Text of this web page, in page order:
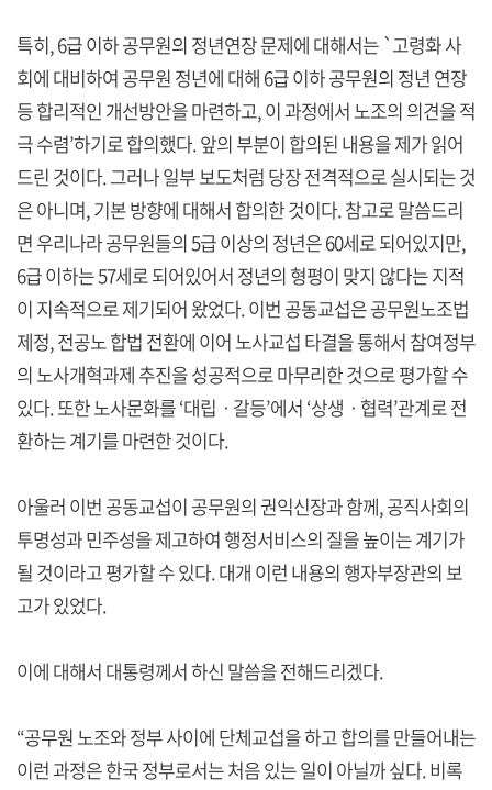
특히, 6급 이하 공무원의 정년연장 문제에 대해서는 `고령화 사
회에 대비하여 공무원 정년에 대해 6급 이하 공무원의 정년 연장
등 합리적인 개선방안을 마련하고, 이 과정에서 노조의 의견을 적
극 수렴’하기로 합의했다. 앞의 부분이 합의된 내용을 제가 읽어
드린 것이다. 그러나 일부 보도처럼 당장 전격적으로 실시되는 것
은 아니며, 기본 방향에 대해서 합의한 것이다. 참고로 말씀드리
면 우리나라 공무원들의 5급 이상의 정년은 60세로 되어있지만,
6급 이하는 57세로 되어있어서 정년의 형평이 맞지 않다는 지적
이 지속적으로 제기되어 왔었다. 이번 공동교섭은 공무원노조법
제정, 전공노 합법 전환에 이어 노사교섭 타결을 통해서 참여정부
의 노사개혁과제 추진을 성공적으로 마무리한 것으로 평가할 수
있다. 또한 노사문화를 ‘대립ㆍ갈등’에서 ‘상생ㆍ협력’관계로 전
환하는 계기를 마련한 것이다.
아울러 이번 공동교섭이 공무원의 권익신장과 함께, 공직사회의
투명성과 민주성을 제고하여 행정서비스의 질을 높이는 계기가
될 것이라고 평가할 수 있다. 대개 이런 내용의 행자부장관의 보
고가 있었다.
이에 대해서 대통령께서 하신 말씀을 전해드리겠다.
“공무원 노조와 정부 사이에 단체교섭을 하고 합의를 만들어내는
이런 과정은 한국 정부로서는 처음 있는 일이 아닐까 싶다. 비록